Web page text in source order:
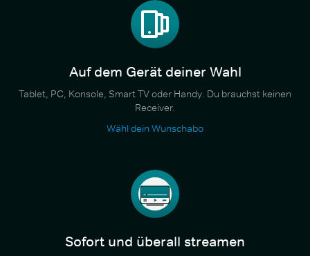
Auf dem Gerät deiner Wahl
Tablet, PC, Konsole, Smart TV oder Handy. Du brauchst keinen
Receiver.
Wähl dein Wunschabo
Sofort und überall streamen